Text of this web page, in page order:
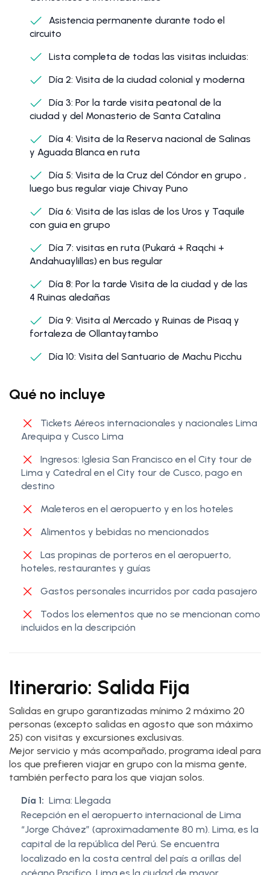
Asistencia permanente durante todo el
circuito
Lista completa de todas las visitas incluidas:
Día 2: Visita de la ciudad colonial y moderna
Día 3: Por la tarde visita peatonal de la
ciudad y del Monasterio de Santa Catalina
Día 4: Visita de la Reserva nacional de Salinas
y Aguada Blanca en ruta
Día 5: Visita de la Cruz del Cóndor en grupo ,
luego bus regular viaje Chivay Puno
Día 6: Visita de las islas de los Uros y Taquile
con guia en grupo
Día 7: visitas en ruta (Pukará + Raqchi +
Andahuaylillas) en bus regular
Día 8: Por la tarde Visita de la ciudad y de las
4 Ruinas aledañas
Día 9: Visita al Mercado y Ruinas de Pisaq y
fortaleza de Ollantaytambo
Día 10: Visita del Santuario de Machu Picchu
Qué no incluye
Tickets Aéreos internacionales y nacionales Lima
Arequipa y Cusco Lima
Ingresos: Iglesia San Francisco en el City tour de
Lima y Catedral en el City tour de Cusco, pago en
destino
Maleteros en el aeropuerto y en los hoteles
Alimentos y bebidas no mencionados
Las propinas de porteros en el aeropuerto,
hoteles, restaurantes y guías
Gastos personales incurridos por cada pasajero
Todos los elementos que no se mencionan como
incluidos en la descripción
Itinerario: Salida Fija
Salidas en grupo garantizadas mínimo 2 máximo 20
personas (excepto salidas en agosto que son máximo
25) con visitas y excursiones exclusivas.
Mejor servicio y más acompañado, programa ideal para
los que prefieren viajar en grupo con la misma gente,
también perfecto para los que viajan solos.
Día 1: Lima: Llegada
Recepción en el aeropuerto internacional de Lima
“Jorge Chávez” (aproximadamente 80 m). Lima, es la
capital de la república del Perú. Se encuentra
localizado en la costa central del país a orillas del